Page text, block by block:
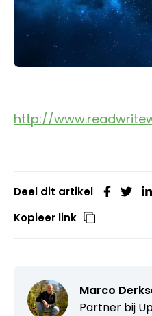
http://
Deel dit artikel
Kopieer link
Marco
Partner bij